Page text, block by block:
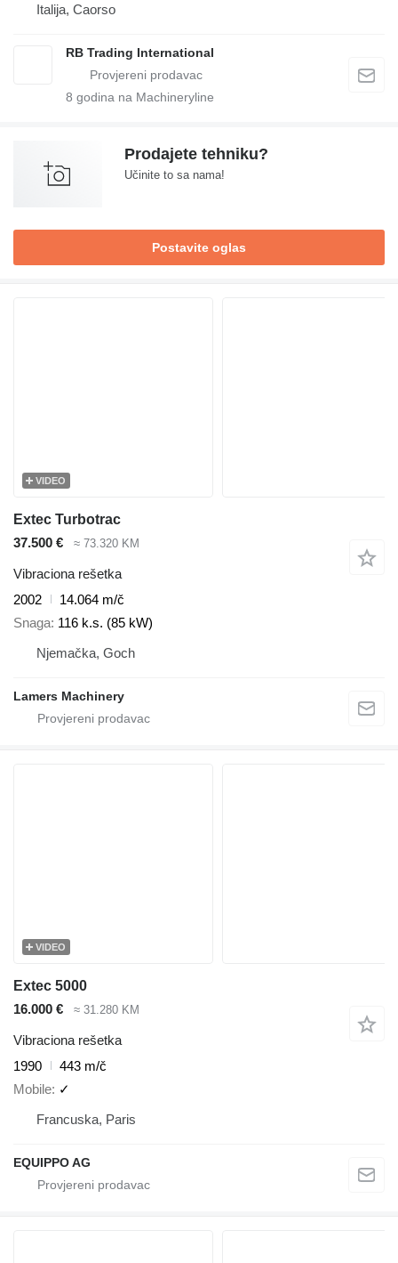
Italija, Caorso
RB Trading International
8 godina na Machineryline
Prodajete tehniku?
Učinite to sa nama!
Postavite oglas
VIDEO
Extec Turbotrac
37.500 €
≈ 73.320 KM
Vibraciona rešetka
2002
14.064 m/č
Snaga 116 k.s. (85 kW)
Njemačka, Goch
Lamers Machinery
VIDEO
Extec 5000
16.000 €
≈ 31.280 KM
Vibraciona rešetka
1990
443 m/č
Mobile ✓
Francuska, Paris
EQUIPPO AG